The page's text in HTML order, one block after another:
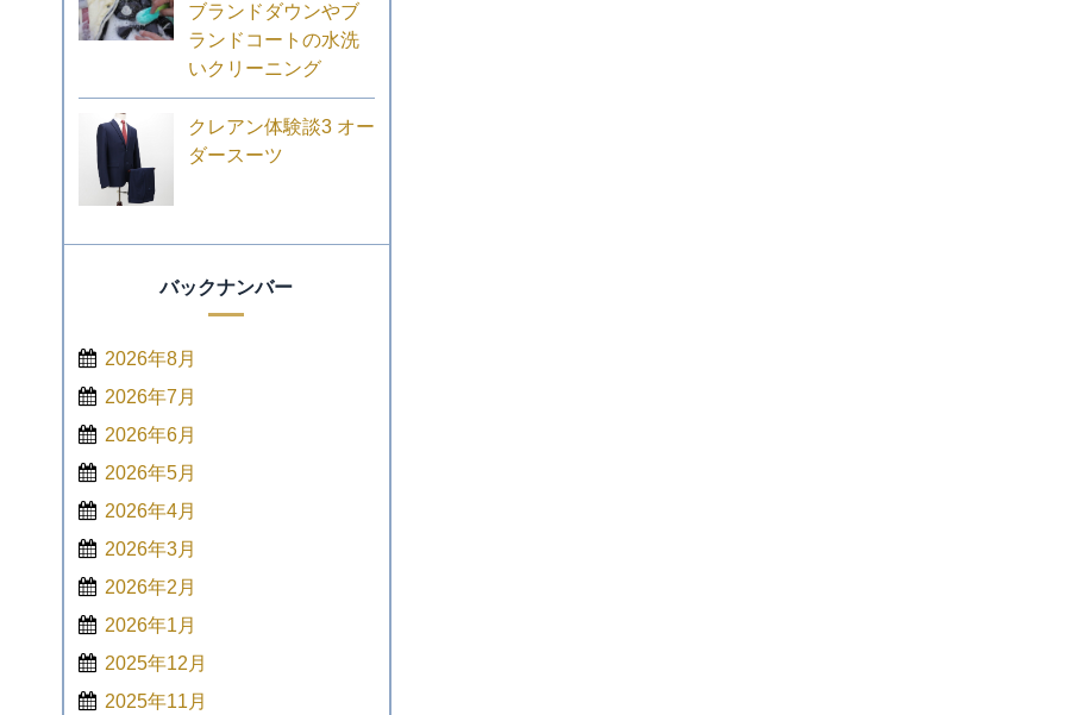
ブランドダウンやブ
ランドコートの水洗
いクリーニング
クレアン体験談3 オー
ダースーツ
バックナンバー
2026年8月
2026年7月
2026年6月
2026年5月
2026年4月
2026年3月
2026年2月
2026年1月
2025年12月
2025年11月